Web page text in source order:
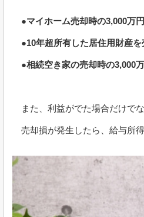
●マイホーム売却時の3,000万
●10年超所有した居住用財産
●相続空き家の売却時の3,000
また、利益がでた場合だけで
売却損が発生したら、給与所